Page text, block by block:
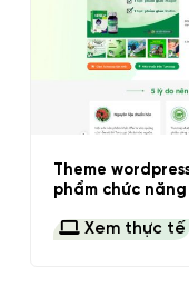
Theme
phẩm chức năng
Xem thực tế